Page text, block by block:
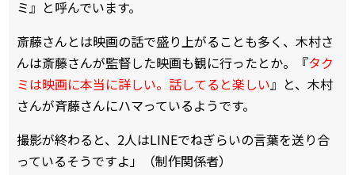
ミ』と呼んでいます。
斎藤さんとは映画の話で盛り上がることも多く、木村さ
んは斎藤さんが監督した映画も観に行ったとか。『タク
ミは映画に本当に詳しい。話してると楽しい』と、木村
さんが斉藤さんにハマっているようです。
撮影が終わると、2人はLINEでねぎらいの言葉を送り合
っているそうですよ」（制作関係者）